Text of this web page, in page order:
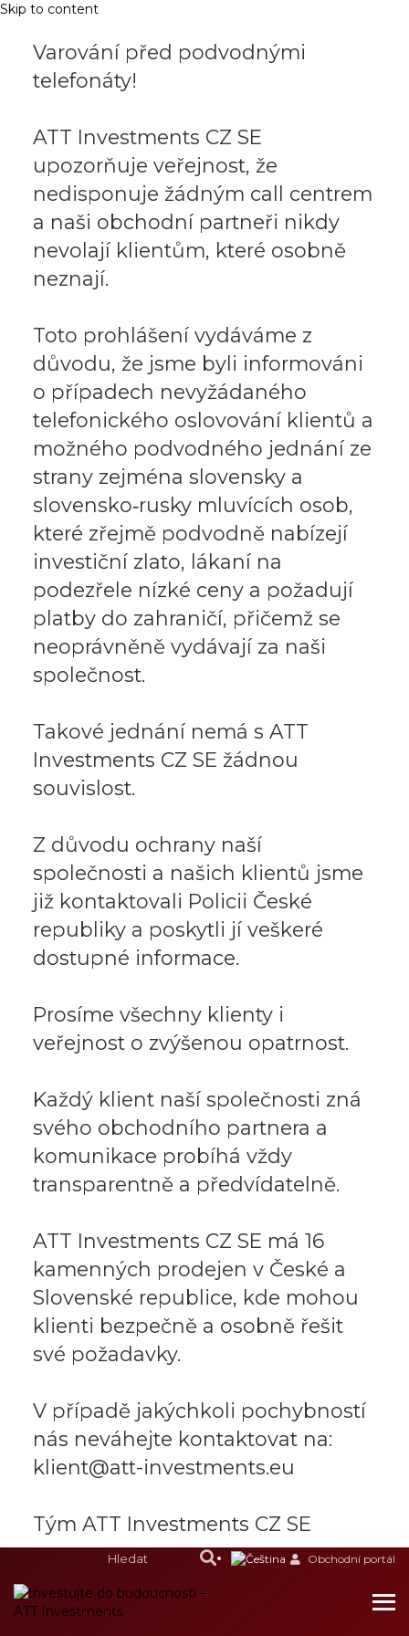
Skip to content
Varování před podvodnými
telefonáty!
ATT Investments CZ SE
upozorňuje veřejnost, že
nedisponuje žádným call centrem
a naši obchodní partneři nikdy
nevolají klientům, které osobně
neznají.
Toto prohlášení vydáváme z
důvodu, že jsme byli informováni
o případech nevyžádaného
telefonického oslovování klientů a
možného podvodného jednání ze
strany zejména slovensky a
slovensko‑rusky mluvících osob,
které zřejmě podvodně nabízejí
investiční zlato, lákaní na
podezřele nízké ceny a požadují
platby do zahraničí, přičemž se
neoprávněně vydávají za naši
společnost.
Takové jednání nemá s ATT
Investments CZ SE žádnou
souvislost.
Z důvodu ochrany naší
společnosti a našich klientů jsme
již kontaktovali Policii České
republiky a poskytli jí veškeré
dostupné informace.
Prosíme všechny klienty i
veřejnost o zvýšenou opatrnost.
Každý klient naší společnosti zná
svého obchodního partnera a
komunikace probíhá vždy
transparentně a předvídatelně.
ATT Investments CZ SE má 16
kamenných prodejen v České a
Slovenské republice, kde mohou
klienti bezpečně a osobně řešit
své požadavky.
V případě jakýchkoli pochybností
nás neváhejte kontaktovat na:
klient@att-investments.eu
Tým ATT Investments CZ SE
Obchodní portál